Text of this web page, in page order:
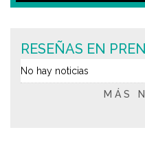
RESEÑAS EN
No hay noticias
MÁS